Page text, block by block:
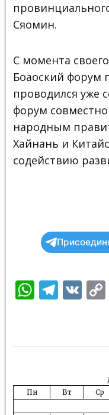
Сяомин.
С момента
Боаоский форум
проводился уже
форум
народным
Хайнань и
содействию
VK
Пн
Вт Ср